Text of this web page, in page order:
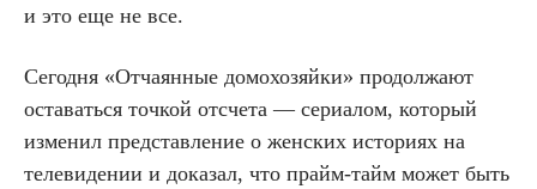
и это еще не все.
Сегодня «Отчаянные домохозяйки» продолжают
оставаться точкой отсчета — сериалом, который
изменил представление о женских историях на
телевидении и доказал, что прайм-тайм может быть